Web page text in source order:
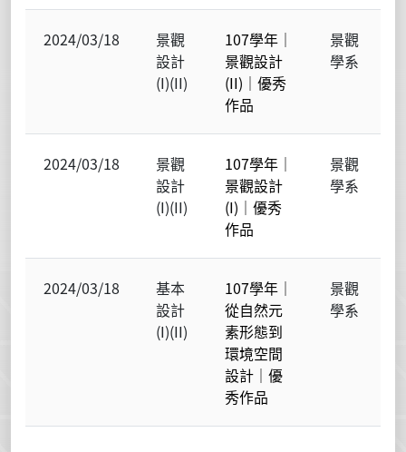
2024/03/18
景觀
設計
(I)(II)
107學年｜
景觀設計
(II)｜優秀
作品
景觀
學系
2024/03/18
景觀
設計
(I)(II)
107學年｜
景觀設計
(I)｜優秀
作品
景觀
學系
2024/03/18
基本
設計
(I)(II)
107學年｜
從自然元
素形態到
環境空間
設計｜優
秀作品
景觀
學系